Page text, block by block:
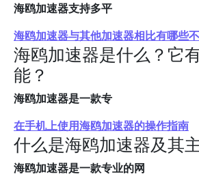
海鸥加速器支持多平
海鸥加速器与其他加速器相比有哪些
海鸥加速器是什么？它
能？
海鸥加速器是一款专
在手机上使用海鸥加速器的操作指南
什么是海鸥加速器及其
海鸥加速器是一款专业的网